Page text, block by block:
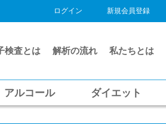
ログイン 新規会員登録
検査とは 解析の流れ 私たちとは
アルコール ダイエット